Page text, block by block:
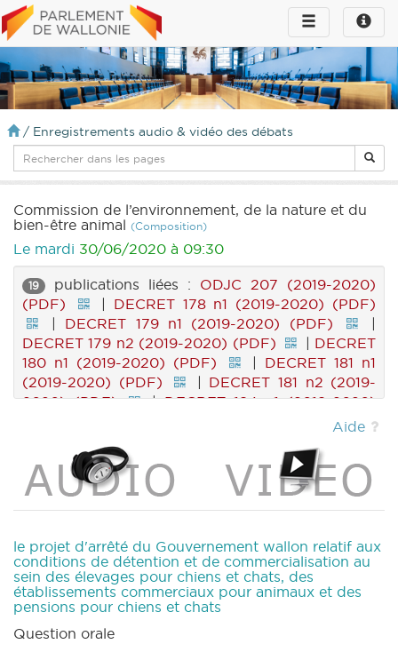
Toggle
infos
Toggle
navigation
/ Enregistrements audio & vidéo des débats
Commission de l’environnement, de la nature et du
bien-être animal (Composition)
Le mardi 30/06/2020 à 09:30
19 publications liées : ODJC 207 (2019-2020)
(PDF)
| DECRET 178 n1 (2019-2020) (PDF)
| DECRET 179 n1 (2019-2020) (PDF)
|
DECRET 179 n2 (2019-2020) (PDF)
| DECRET
180 n1 (2019-2020) (PDF)
| DECRET 181 n1
(2019-2020) (PDF)
| DECRET 181 n2 (2019-
2020) (PDF)
|DECRET 184 n1 (2019-2020)
DECRET 180 n2 (2019-2020) (PDF)
DECRET 179 n3 (2019-2020) (PDF)
|DECRET
178 n2 (2019-2020) (PDF)
|
CRAC 148 (2019-
2020) (PDF)
|MOTION 215 n1 (2019-2020)
| MOTION 213 n1 (2019-2020) (PDF)
CRIC 148 (2019-2020) (PDF)
|BT 207 (2019-
2020) (PDF)
|MOTION 212 n1 (2019-2020)
(PDF)
|
Aide
le projet d'arrêté du Gouvernement wallon relatif aux
conditions de détention et de commercialisation au
sein des élevages pour chiens et chats, des
établissements commerciaux pour animaux et des
pensions pour chiens et chats
Question orale